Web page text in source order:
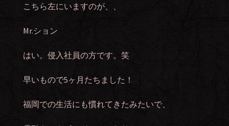
こちら左にいますのが、、
Mr.ション
はい。侵入社員の方です。笑
早いもので5ヶ月たちました！
福岡での生活にも慣れてきたみたいで、